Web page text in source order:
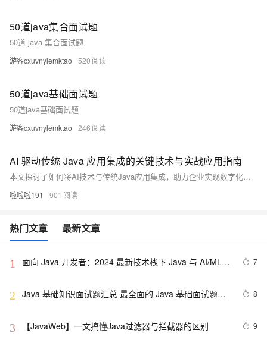
50道java集合面试题
50道 java 集合面试题
游客cxuvnylemktao 520
50道java基础面试题
50道java基础面试题
游客cxuvnylemktao 246
AI 驱动传统 Java 应用集成的关键技术与实战应用指南
本文探讨了如何将AI技术与传统Java应用集成，助力企业实现数字化转型。内容涵盖DJL、Deeplearning4j等主流AI框架选择，技术融合方案，模型部署策略，以及智能客服、财务审核、设备诊断等实战应用案例，全面解析Java系统如何通过AI实现智能化升级与效率提升。
啦啦啦191 901
热门文章 最新文章
1
面向 Java 开发者：2024 最新技术栈下 Java 与 AI/ML
7
2 Java 基础知识面试题汇总 最全面的 Java 基础面试题整
8
3 【JavaWeb】一文搞懂Java过滤器与拦截器的区别 9